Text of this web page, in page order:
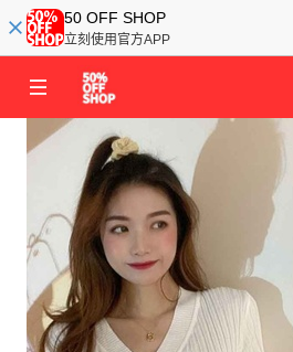
50 OFF SHOP
立刻使用官方APP